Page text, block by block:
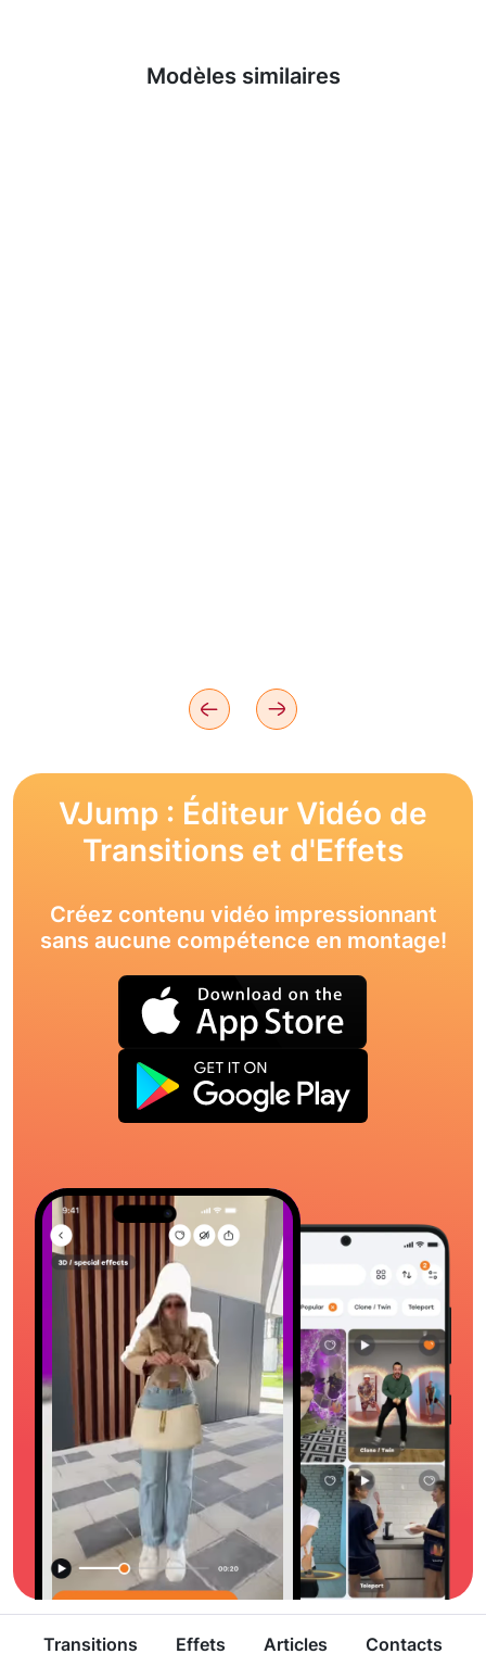
Modèles similaires
En savoir plus
VJump : Éditeur Vidéo de
Transitions et d'Effets
Créez contenu vidéo impressionnant
sans aucune compétence en montage!
Transitions Effets Articles Contacts